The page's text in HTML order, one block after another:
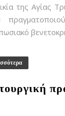
της Αγίας